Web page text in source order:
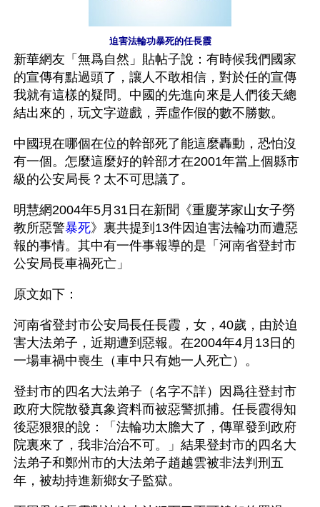
迫害法輪功暴死的任長霞
新華網友「無爲自然」貼帖子說：有時候我們國家
的宣傳有點過頭了，讓人不敢相信，對於任的宣傳
我就有這樣的疑問。中國的先進向來是人們後天總
結出來的，玩文字遊戲，弄虛作假的數不勝數。
中國現在哪個在位的幹部死了能這麼轟動，恐怕沒
有一個。怎麼這麼好的幹部才在2001年當上個縣市
級的公安局長？太不可思議了。
明慧網2004年5月31日在新聞《重慶茅家山女子勞
教所惡警暴死》裏共提到13件因迫害法輪功而遭惡
報的事情。其中有一件事報導的是「河南省登封市
公安局長車禍死亡」
原文如下：
河南省登封市公安局長任長霞，女，40歲，由於迫
害大法弟子，近期遭到惡報。在2004年4月13日的
一場車禍中喪生（車中只有她一人死亡）。
登封市的四名大法弟子（名字不詳）因爲往登封市
政府大院散發真象資料而被惡警抓捕。任長霞得知
後惡狠狠的說：「法輪功太膽大了，傳單發到政府
院裏來了，我非治治不可。」結果登封市的四名大
法弟子和鄭州市的大法弟子趙越雲被非法判刑五
年，被劫持進新鄉女子監獄。